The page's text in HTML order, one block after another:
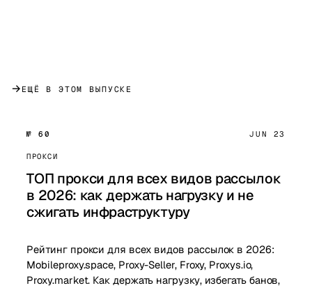
→ ЕЩЁ В ЭТОМ ВЫПУСКЕ
№ 60 JUN 23
ПРОКСИ
ТОП прокси для всех видов рассылок
в 2026: как держать нагрузку и не
сжигать инфраструктуру
Рейтинг прокси для всех видов рассылок в 2026:
Mobileproxy.space, Proxy-Seller, Froxy, Proxys.io,
Proxy.market. Как держать нагрузку, избегать банов,